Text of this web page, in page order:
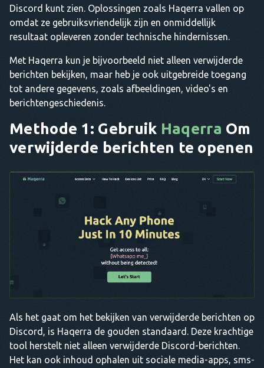
Discord kunt zien. Oplossingen zoals Haqerra vallen op
omdat ze gebruiksvriendelijk zijn en onmiddellijk
resultaat opleveren zonder technische hindernissen.
Met Haqerra kun je bijvoorbeeld niet alleen verwijderde
berichten bekijken, maar heb je ook uitgebreide toegang
tot andere gegevens, zoals afbeeldingen, video's en
berichtengeschiedenis.
Methode 1: Gebruik Haqerra Om
verwijderde berichten te openen
Als het gaat om het bekijken van verwijderde berichten op
Discord, is Haqerra de gouden standaard. Deze krachtige
tool herstelt niet alleen verwijderde Discord-berichten.
Het kan ook inhoud ophalen uit sociale media-apps, sms-